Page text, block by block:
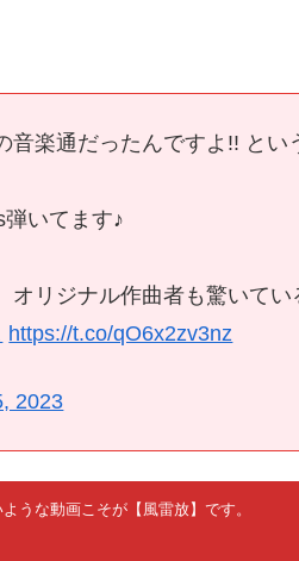
楽通だったんですよ!! とい
いてます♪
リジナル作曲者も驚いてい
https://t.co/qO6x2zv3nz
2023
うな動画こそが【風雷放】です。